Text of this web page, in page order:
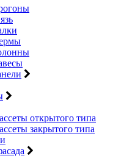
открытого типа
закрытого типа